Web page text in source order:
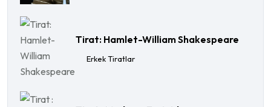
Tirat: Hamlet-William Shakespeare
Erkek Tiratlar